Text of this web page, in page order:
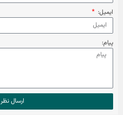
ایمیل:
پیام:
ارسال نظر